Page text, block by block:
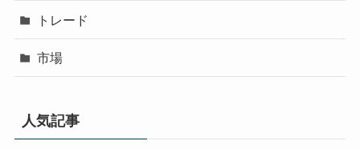
トレード
市場
人気記事